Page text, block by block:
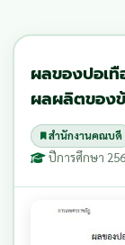
ผลของปอเ
ผลผลิตของ
สำนักงานคณบดี
ปีการศึกษา